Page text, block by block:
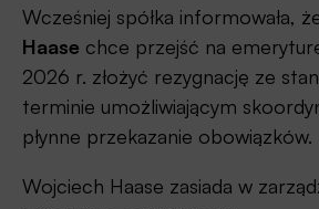
Wcześniej spółka informowała,
Haase chce przejść na
2026 r. złożyć rezygnację ze
terminie umożliwiającym
płynne przekazanie obowiązków.
Wojciech Haase zasiada w